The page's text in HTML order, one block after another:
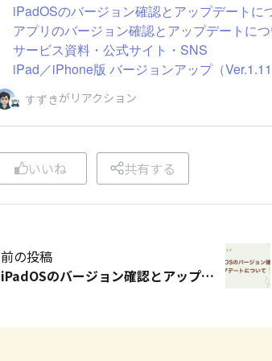
iPadOSのバージョン確認とアップデートに
アプリのバージョン確認とアップデートに
サービス資料・公式サイト・SNS
iPad／iPhone版 バージョンアップ（
すずきがリアクション
いいね 共有する
前の投稿
iPadOSのバージョン確認とアップデートについて